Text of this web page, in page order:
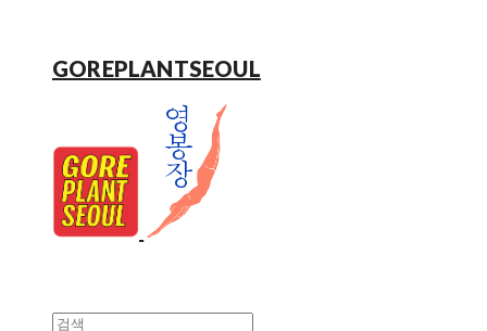
GOREPLANTSEOUL